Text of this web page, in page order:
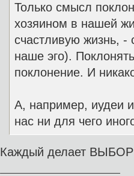
Только смысл
хозяином в нашей
счастливую жизнь,
наше эго).
поклонение. И
А, например, иудеи
нас ни для чего
Каждый делает ВЫБОР